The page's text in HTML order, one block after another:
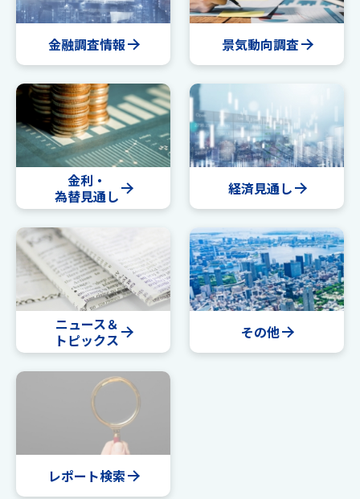
金融調査情報 景気動向調査
金利・
為替見通し
経済見通し
ニュース＆
トピックス
その他
レポート検索